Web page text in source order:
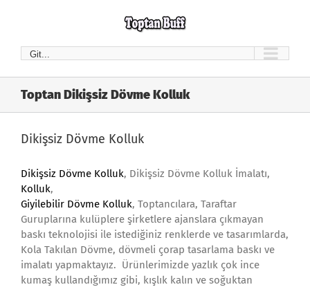
Git...
Toptan Dikişsiz Dövme Kolluk
Dikişsiz Dövme Kolluk
Dikişsiz Dövme Kolluk, Dikişsiz Dövme Kolluk İmalatı,
Kolluk,
Giyilebilir Dövme Kolluk, Toptancılara, Taraftar
Guruplarına kulüplere şirketlere ajanslara çıkmayan
baskı teknolojisi ile istediğiniz renklerde ve tasarımlarda,
Kola Takılan Dövme, dövmeli çorap tasarlama baskı ve
imalatı yapmaktayız. Ürünlerimizde yazlık çok ince
kumaş kullandığımız gibi, kışlık kalın ve soğuktan